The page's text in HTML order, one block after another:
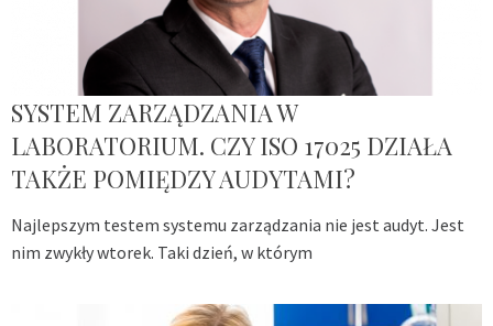
SYSTEM ZARZĄDZANIA W
LABORATORIUM. CZY ISO 17025 DZIAŁA
TAKŻE POMIĘDZY AUDYTAMI?
Najlepszym testem systemu zarządzania nie jest audyt. Jest
nim zwykły wtorek. Taki dzień, w którym